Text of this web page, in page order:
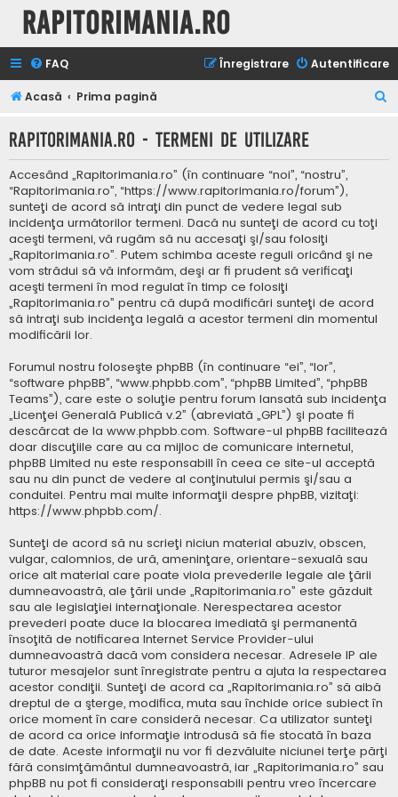
Rapitorimania.ro
FAQ Autentificare
Înregistrare
Acasă Prima pagină
t
Rapitorimania.ro - Termeni de utilizare
Accesând „Rapitorimania.ro” (în continuare “noi”, “nostru”,
“Rapitorimania.ro”, “https://www.rapitorimania.ro/forum”),
sunteţi de acord să intraţi din punct de vedere legal sub
incidenţa următorilor termeni. Dacă nu sunteţi de acord cu toţi
aceşti termeni, vă rugăm să nu accesaţi şi/sau folosiţi
„Rapitorimania.ro”. Putem schimba aceste reguli oricând şi ne
vom strădui să vă informăm, deşi ar fi prudent să verificaţi
aceşti termeni în mod regulat în timp ce folosiţi
„Rapitorimania.ro” pentru că după modificări sunteţi de acord
să intraţi sub incidenţa legală a acestor termeni din momentul
modificării lor.
Forumul nostru foloseşte phpBB (în continuare “ei”, “lor”,
“software phpBB”, “www.phpbb.com”, “phpBB Limited”, “phpBB
Teams”), care este o soluţie pentru forum lansată sub incidenţa
„Licenţei Generală Publică v.2” (abreviată „GPL”) şi poate fi
descărcat de la www.phpbb.com. Software-ul phpBB facilitează
doar discuţiile care au ca mijloc de comunicare internetul,
phpBB Limited nu este responsabill în ceea ce site-ul acceptă
sau nu din punct de vedere al conţinutului permis şi/sau a
conduitei. Pentru mai multe informaţii despre phpBB, vizitaţi:
https://www.phpbb.com/.
Sunteţi de acord să nu scrieţi niciun material abuziv, obscen,
vulgar, calomnios, de ură, ameninţare, orientare-sexuală sau
orice alt material care poate viola prevederile legale ale ţării
dumneavoastră, ale ţării unde „Rapitorimania.ro” este găzduit
sau ale legislaţiei internaţionale. Nerespectarea acestor
prevederi poate duce la blocarea imediată şi permanentă
însoţită de notificarea Internet Service Provider-ului
dumneavoastră dacă vom considera necesar. Adresele IP ale
tuturor mesajelor sunt înregistrate pentru a ajuta la respectarea
acestor condiţii. Sunteţi de acord ca „Rapitorimania.ro” să aibă
dreptul de a şterge, modifica, muta sau închide orice subiect în
orice moment în care consideră necesar. Ca utilizator sunteţi
de acord ca orice informaţie introdusă să fie stocată în baza
de date. Aceste informaţii nu vor fi dezvăluite niciunei terţe părţi
fără consimţământul dumneavoastră, iar „Rapitorimania.ro” sau
phpBB nu pot fi consideraţi responsabili pentru vreo încercare